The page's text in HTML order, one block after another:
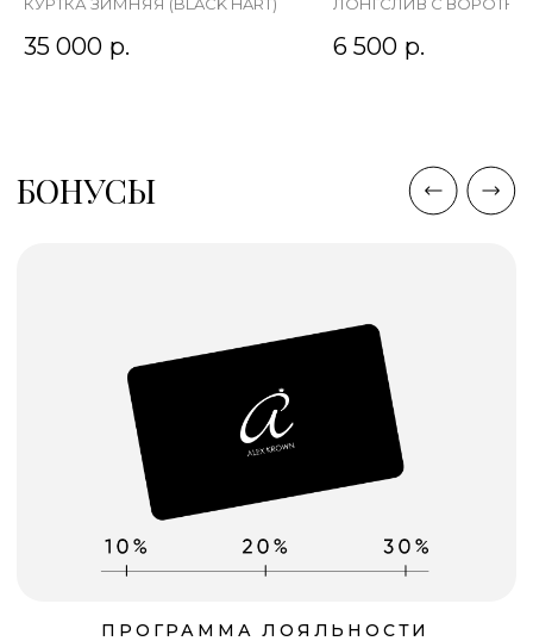
КУРТКА ЗИМНЯЯ (BLACK HART)
35 000 р.
ЛОНГСЛИВ С
6 500 р.